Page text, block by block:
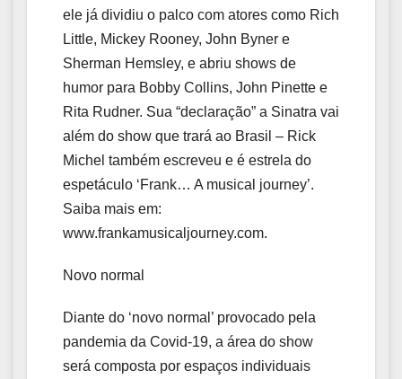
ele já dividiu o palco com atores como Rich
Little, Mickey Rooney, John Byner e
Sherman Hemsley, e abriu shows de
humor para Bobby Collins, John Pinette e
Rita Rudner. Sua “declaração” a Sinatra vai
além do show que trará ao Brasil – Rick
Michel também escreveu e é estrela do
espetáculo ‘Frank… A musical journey’.
Saiba mais em:
www.frankamusicaljourney.com.
Novo normal
Diante do ‘novo normal’ provocado pela
pandemia da Covid-19, a área do show
será composta por espaços individuais